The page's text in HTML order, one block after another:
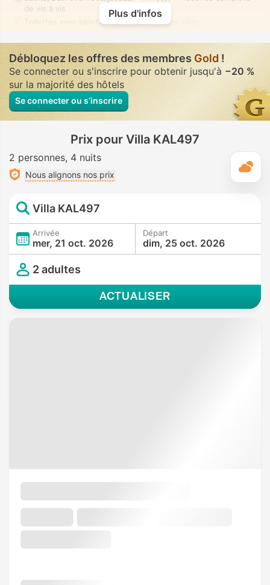
de vis à vis
Toilettes avec bidet à buse
• Dans toutes villas
Plus d'infos
Débloquez les offres des membres Gold !
Se connecter ou s'inscrire pour obtenir jusqu'à −20 %
sur la majorité des hôtels
Se connecter ou s’inscrire
Prix pour Villa KAL497
2 personnes 4 nuits
Nous alignons nos prix
Villa KAL497
Arrivée
mer, 21 oct. 2026
Départ
dim, 25 oct. 2026
2 adultes
ACTUALISER